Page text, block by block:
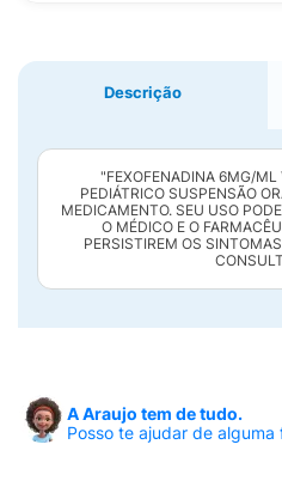
Descrição
"FEXOFENADINA 6MG/ML
PEDIÁTRICO SUSPENSÃO
MEDICAMENTO. SEU USO
O MÉDICO E O
PERSISTIREM OS
A Araujo tem de tudo.
Posso te ajudar de alguma